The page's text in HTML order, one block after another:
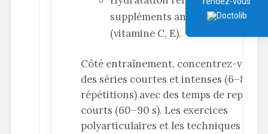
suppléments antioxydants
(vitamine C, E).
Côté entraînement, concentrez-vous
des séries courtes et intenses (6–8
répétitions) avec des temps de repos
courts (60–90 s). Les exercices
polyarticulaires et les techniques de «